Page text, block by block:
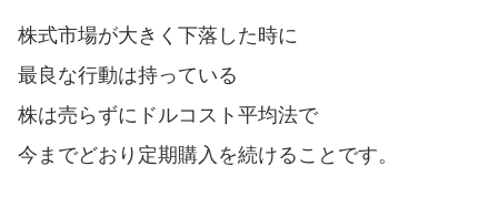
株式市場が大きく下落した時に
最良な行動は持っている
株は売らずにドルコスト平均法で
今までどおり定期購入を続けることです。